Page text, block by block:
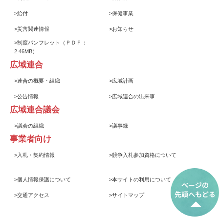
>給付 >保健事業
>災害関連情報 >お知らせ
>制度パンフレット
（ＰＤＦ：
2.46MB）
広域連合
>連合の概要・組織 >広域計画
>公告情報 >広域連合の出来事
広域連合議会
>議会の組織 >議事録
事業者向け
> 入札・契約情報 >競争入札参加資格について
>個人情報保護について >本サイトの利用について
>交通アクセス >サイトマップ